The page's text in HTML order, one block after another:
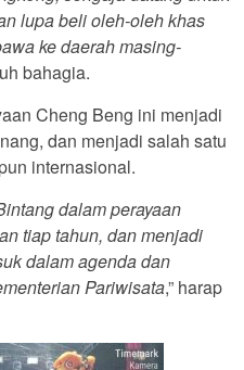
lupa beli oleh-oleh khas
ke daerah masing-
bahagia.
Cheng Beng ini menjadi
dan menjadi salah satu
internasional.
dalam perayaan
tiap tahun, dan menjadi
dalam agenda dan
Pariwisata,” harap